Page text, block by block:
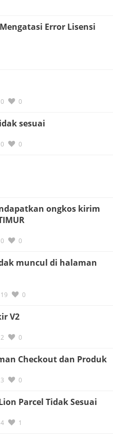
Error Lisensi
0 0
sesuai
0 0
ongkos kirim
0 0
muncul di halaman
19 0
V2
2 0
Checkout dan Produk
3 0
Parcel Tidak Sesuai
4 1